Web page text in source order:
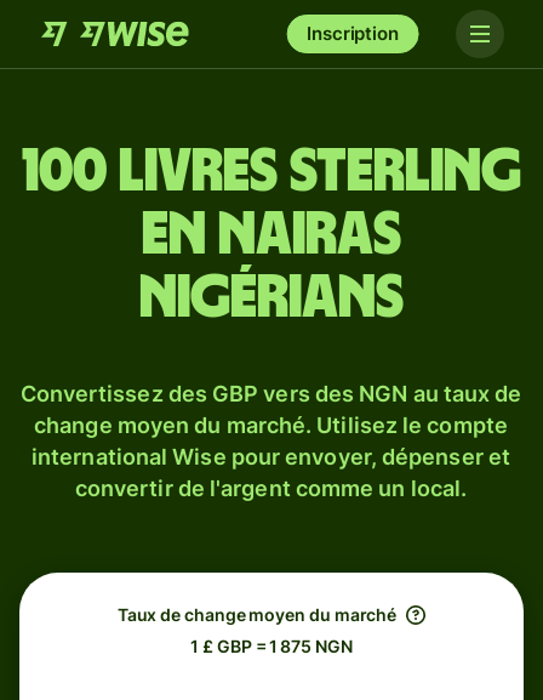
Inscription
100 livres sterling
en nairas
nigérians
Convertissez des GBP vers des NGN au taux de
change moyen du marché. Utilisez le compte
international Wise pour envoyer, dépenser et
convertir de l'argent comme un local.
Taux de change moyen du marché
1 £ GBP = 1 875 NGN